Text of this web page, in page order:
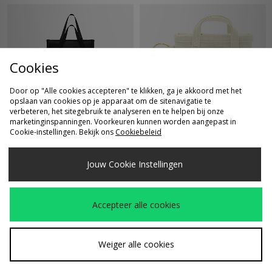
SNEL KOPEN SNEL KOPEN
Tote Bag
Sleutelhanger
Cookies
Door op "Alle cookies accepteren" te klikken, ga je akkoord met het
opslaan van cookies op je apparaat om de sitenavigatie te
verbeteren, het sitegebruik te analyseren en te helpen bij onze
marketinginspanningen. Voorkeuren kunnen worden aangepast in
Cookie-instellingen. Bekijk ons Cookiebeleid
Jouw Cookie Instellingen
Accepteer alle cookies
Weiger alle cookies